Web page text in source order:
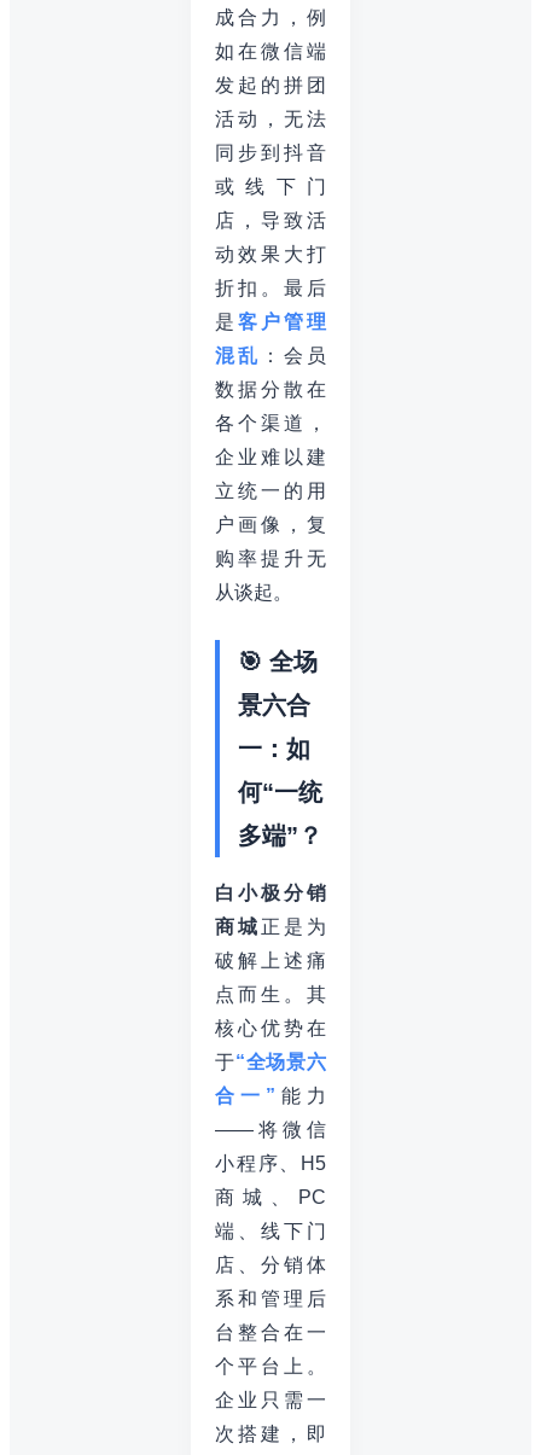
成合力，例
如在微信端
发起的拼团
活动，无法
同步到抖音
或线下门
店，导致活
动效果大打
折扣。最后
是 客户管理
混乱 ：会员
数据分散在
各个渠道，
企业难以建
立统一的用
户画像，复
购率提升无
从谈起。
🎯 全场
景六合
一：如
何“一统
多端”？
白小极分销
商城 正是为
破解上述痛
点而生。其
核心优势在
于“全场景六
合一” 能力
——将微信
小程序、H5
商城、PC
端、线下门
店、分销体
系和管理后
台整合在一
个平台上。
企业只需一
次搭建，即